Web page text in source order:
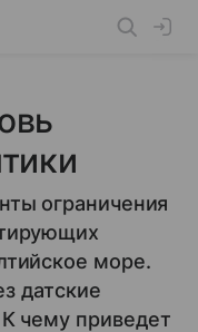
ограничения
море.
датские
чему приведет